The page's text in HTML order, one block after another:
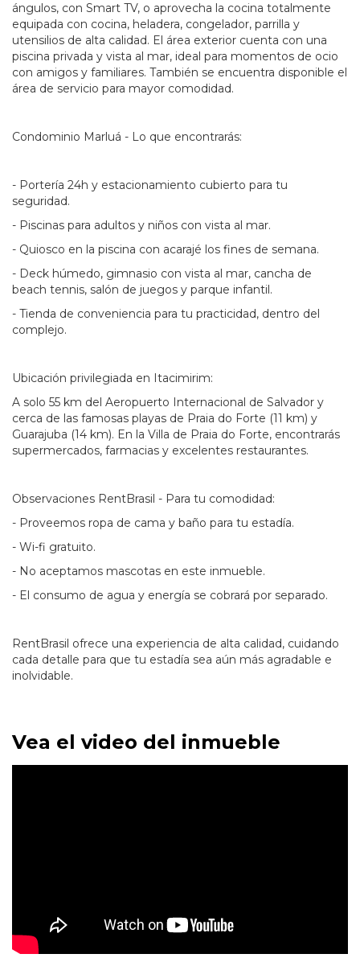
ángulos, con Smart TV, o aprovecha la cocina totalmente
equipada con cocina, heladera, congelador, parrilla y
utensilios de alta calidad. El área exterior cuenta con una
piscina privada y vista al mar, ideal para momentos de ocio
con amigos y familiares. También se encuentra disponible el
área de servicio para mayor comodidad.
Condominio Marluá - Lo que encontrarás:
- Portería 24h y estacionamiento cubierto para tu
seguridad.
- Piscinas para adultos y niños con vista al mar.
- Quiosco en la piscina con acarajé los fines de semana.
- Deck húmedo, gimnasio con vista al mar, cancha de
beach tennis, salón de juegos y parque infantil.
- Tienda de conveniencia para tu practicidad, dentro del
complejo.
Ubicación privilegiada en Itacimirim:
A solo 55 km del Aeropuerto Internacional de Salvador y
cerca de las famosas playas de Praia do Forte (11 km) y
Guarajuba (14 km). En la Villa de Praia do Forte, encontrarás
supermercados, farmacias y excelentes restaurantes.
Observaciones RentBrasil - Para tu comodidad:
- Proveemos ropa de cama y baño para tu estadía.
- Wi-fi gratuito.
- No aceptamos mascotas en este inmueble.
- El consumo de agua y energía se cobrará por separado.
RentBrasil ofrece una experiencia de alta calidad, cuidando
cada detalle para que tu estadía sea aún más agradable e
inolvidable.
Vea el video del inmueble